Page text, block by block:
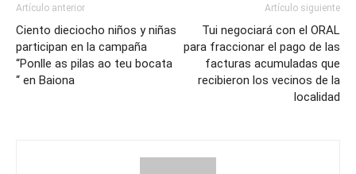
Artículo anterior
Ciento dieciocho niños y niñas
participan en la campaña
“Ponlle as pilas ao teu bocata
“ en Baiona
Artículo siguiente
Tui negociará con el ORAL
para fraccionar el pago de las
facturas acumuladas que
recibieron los vecinos de la
localidad